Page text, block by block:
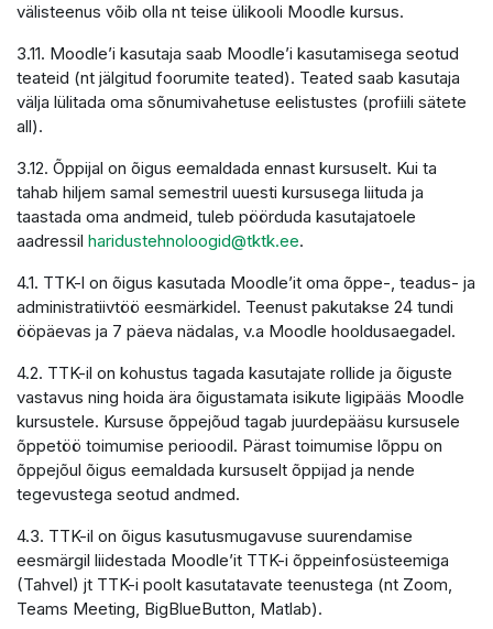
välisteenus võib olla nt teise ülikooli Moodle kursus.
3.11. Moodle’i kasutaja saab Moodle’i kasutamisega seotud
teateid (nt jälgitud foorumite teated). Teated saab kasutaja
välja lülitada oma sõnumivahetuse eelistustes (profiili sätete
all).
3.12. Õppijal on õigus eemaldada ennast kursuselt. Kui ta
tahab hiljem samal semestril uuesti kursusega liituda ja
taastada oma andmeid, tuleb pöörduda kasutajatoele
aadressil haridustehnoloogid@tktk.ee.
4.1. TTK-l on õigus kasutada Moodle’it oma õppe-, teadus- ja
administratiivtöö eesmärkidel. Teenust pakutakse 24 tundi
ööpäevas ja 7 päeva nädalas, v.a Moodle hooldusaegadel.
4.2. TTK-il on kohustus tagada kasutajate rollide ja õiguste
vastavus ning hoida ära õigustamata isikute ligipääs Moodle
kursustele. Kursuse õppejõud tagab juurdepääsu kursusele
õppetöö toimumise perioodil. Pärast toimumise lõppu on
õppejõul õigus eemaldada kursuselt õppijad ja nende
tegevustega seotud andmed.
4.3. TTK-il on õigus kasutusmugavuse suurendamise
eesmärgil liidestada Moodle’it TTK-i õppeinfosüsteemiga
(Tahvel) jt TTK-i poolt kasutatavate teenustega (nt Zoom,
Teams Meeting, BigBlueButton, Matlab).